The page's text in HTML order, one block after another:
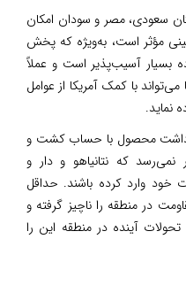
سعودی، مصر و سودان امکان
مؤثر است، به‌ویژه که پخش
بسیار آسیب‌پذیر است و عملاً
با کمک آمریکا از عوامل
نماید.
محصول با حساب کشت و
نمی‌رسد که نتانیاهو و دار و
خود وارد کرده باشند. حداقل
در منطقه را ناچیز گرفته و
آینده در منطقه این را